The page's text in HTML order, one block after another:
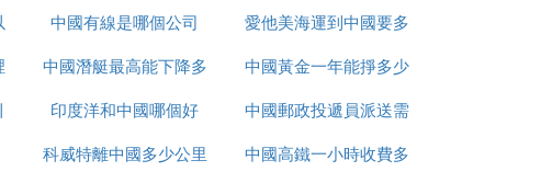
中國有線是哪個公司
愛他美海運到中國要多
久
中國潛艇最高能下降多
少米
中國黃金一年能掙多少
錢
印度洋和中國哪個好
中國郵政投遞員派送需
要多久
科威特離中國多少公里
中國高鐵一小時收費多